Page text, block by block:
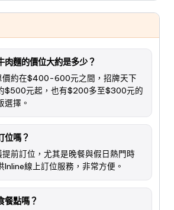
肉麵的價位大約是多少？
價約在$400-600元之間，招牌天下
$500元起，也有$200多至$300元的
選擇。
位嗎？
前訂位，尤其是晚餐與假日熱門時
Inline線上訂位服務，非常方便。
餐點嗎？